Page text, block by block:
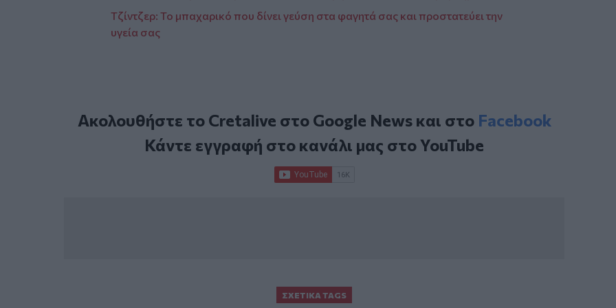
Τζίντζερ: Το μπαχαρικό που δίνει γεύση στα φαγητά σας και προστατεύει την
υγεία σας
Ακολουθήστε το Cretalive στο Google Newsκαι στο Facebook
Κάντε εγγραφή στο κανάλι μας στοYouTube
ΣΧΕΤΙΚΆ TAGS